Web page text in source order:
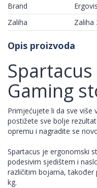
Brand
Zaliha
Zaliha
Opis proizvoda
Gaming
Primjećujete li da sve više
postižete sve bolje
opremu i nagradite se
Spartacus je ergonomski
podesivim sjedištem i
različitim bojama, također
kg.